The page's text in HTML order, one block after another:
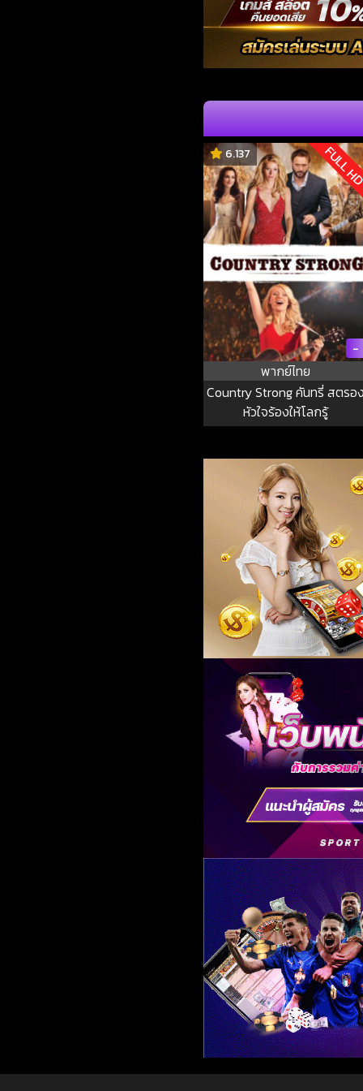
6.137 FULL
-
พากย์ไทย
Country Strong คันทรี่ สตรอ
หัวใจร้องให้โลกรู้